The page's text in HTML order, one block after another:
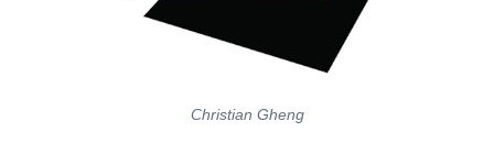
Christian Gheng